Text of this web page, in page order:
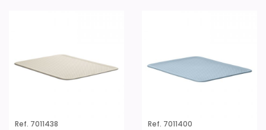
Ref. 7011438 Ref. 7011400